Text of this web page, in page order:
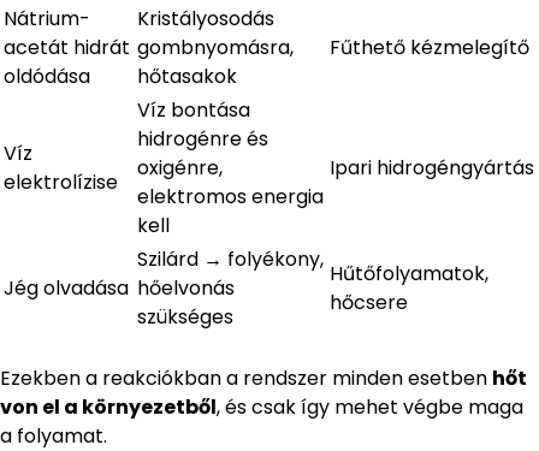
Nátrium-
acetát hidrát
oldódása
Kristályosodás
gombnyomásra,
hőtasakok
Fűthető kézmelegítő
Víz
elektrolízise
Víz bontása
hidrogénre és
oxigénre,
elektromos energia
kell
Ipari hidrogéngyártás
Jég olvadása
Szilárd → folyékony,
hőelvonás
szükséges
Hűtőfolyamatok,
hőcsere
Ezekben a reakciókban a rendszer minden esetben hőt
von el a környezetből, és csak így mehet végbe maga
a folyamat.